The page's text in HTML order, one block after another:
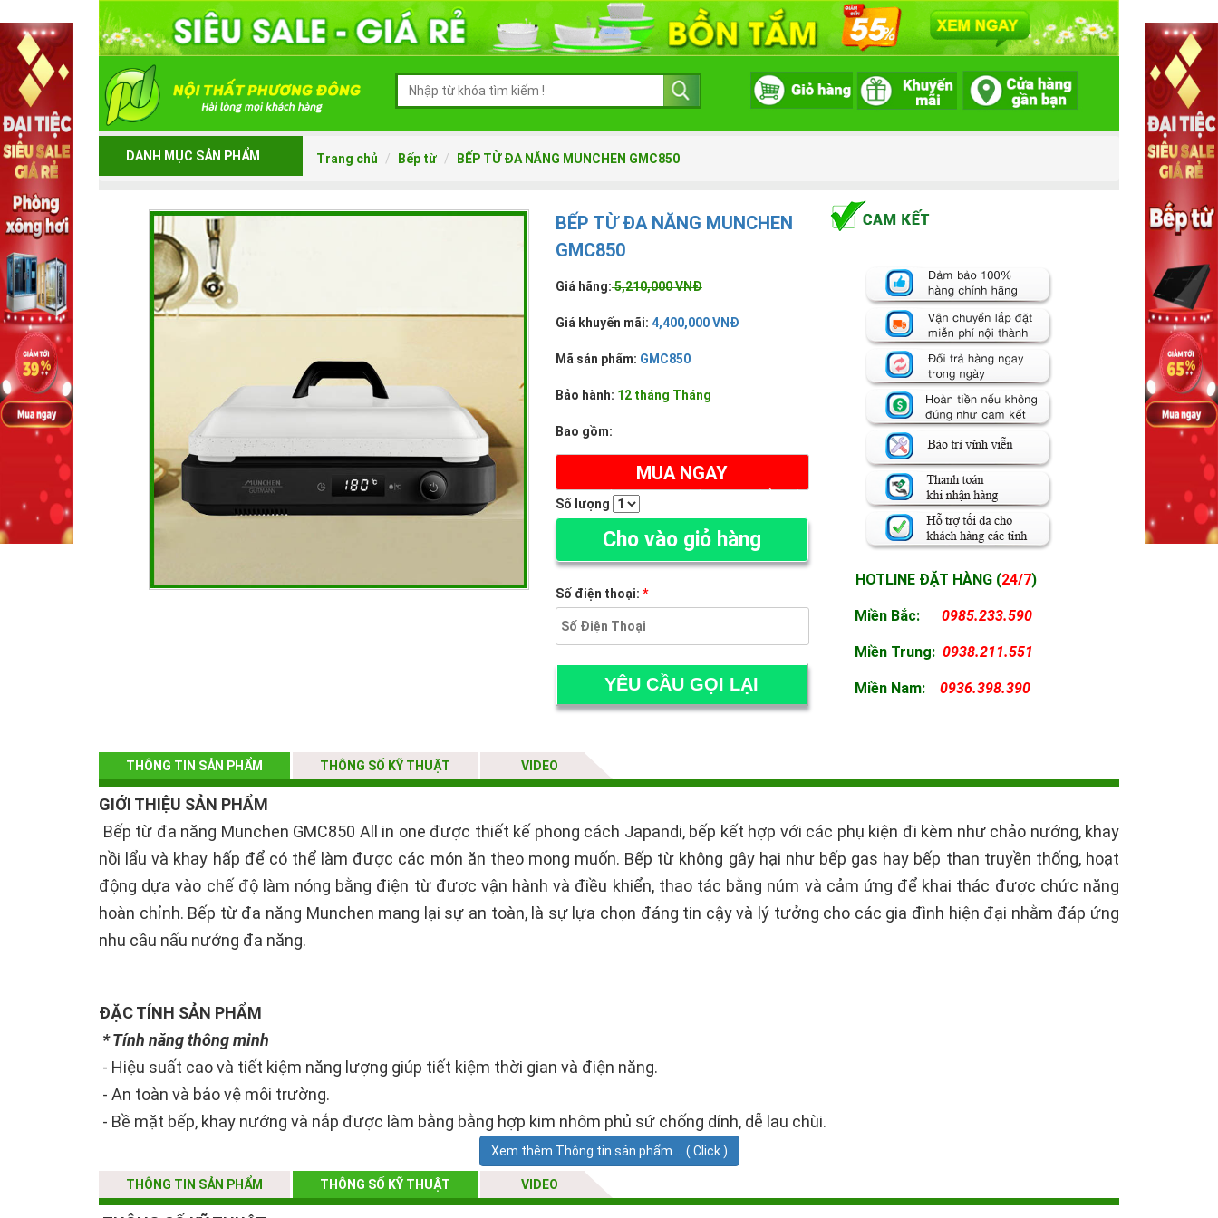
DANH MỤC SẢN PHẨM Trang chủ Bếp từ BẾP TỪ ĐA NĂNG MUNCHEN GMC850
BẾP TỪ ĐA NĂNG MUNCHEN
GMC850
Giá hãng:5,210,000 VNĐ
Giá khuyến mãi: 4,400,000 VNĐ
Mã sản phẩm: GMC850
Bảo hành: 12 tháng Tháng
Bao gồm:
MUA NGAY
(ĐẶT HÀNG ONLINE NHẬN NGAY CHẢO TỪ)
Số lượng
Cho vào giỏ hàng
Số điện thoại: *
HOTLINE ĐẶT HÀNG (24/7)
Miền Bắc: 0985.233.590
MiềnTrung: 0938.211.551
MiềnNam: 0936.398.390
THÔNG TIN SẢN PHẨM THÔNG SỐ KỸ THUẬT VIDEO
GIỚI THIỆU SẢN PHẨM
Bếp từ đa năng Munchen GMC850 All in one được thiết kế phong cách Japandi, bếp kết hợp với các phụ kiện đi kèm như chảo nướng, khay
nồi lẩu và khay hấp để có thể làm được các món ăn theo mong muốn. Bếp từ không gây hại như bếp gas hay bếp than truyền thống, hoạt
động dựa vào chế độ làm nóng bằng điện từ được vận hành và điều khiển, thao tác bằng núm và cảm ứng để khai thác được chức năng
hoàn chỉnh. Bếp từ đa năng Munchen mang lại sự an toàn, là sự lựa chọn đáng tin cậy và lý tưởng cho các gia đình hiện đại nhằm đáp ứng
nhu cầu nấu nướng đa năng.
ĐẶC TÍNH SẢN PHẨM
* Tính năng thông minh
- Hiệu suất cao và tiết kiệm năng lượng giúp tiết kiệm thời gian và điện năng.
- An toàn và bảo vệ môi trường.
- Bề mặt bếp, khay nướng và nắp được làm bằng bằng hợp kim nhôm phủ sứ chống dính, dễ lau chùi.
- Sử dụng hệ điều khiển tiên tiến nhất, nhiều cấp độ nhiệt, tính thời gian chính xác. Quạt ẩn tản nhiệt giúp bếp thông thoáng, chạy êm không
có tiếng động.
- Thiết kế núm và điều khiển cảm ứng đơn giản, thoải mái và bền bỉ. Dễ dàng sử dụng.
Xem thêm Thông tin sản phẩm ... ( Click )
THÔNG TIN SẢN PHẨM THÔNG SỐ KỸ THUẬT VIDEO